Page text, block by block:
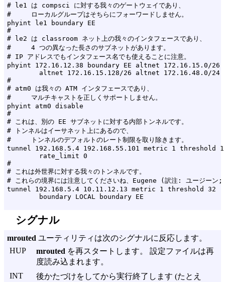
# le1 は compsci に対する我々のゲートウェイであり、
#     ローカルグループはそちらにフォーワードしません。
phyint le1 boundary EE
#
# le2 は classroom ネット上の我々のインタフェースであり、
#     4 つの異なった長さのサブネットがあります。
# IP アドレスでもインタフェース名でも使えることに注意。
phyint 172.16.12.38 boundary EE altnet 172.16.15.0/26
altnet 172.16.15.128/26 altnet 172.16.48.0/24
#
# atm0 は我々の ATM インタフェースであり、
#     マルチキャストを正しくサポートしません。
phyint atm0 disable
#
# これは、別の EE サブネットに対する内部トンネルです。
# トンネルはイーサネット上にあるので、
#     トンネルのデフォルトのレート制限を取り除きます。
tunnel 192.168.5.4 192.168.55.101 metric 1 threshold 1
rate_limit 0
#
# これは外世界に対する我々のトンネルです。
# これらの境界には注意してくださいね、Eugene (訳注: ユージーン
tunnel 192.168.5.4 10.11.12.13 metric 1 threshold 32
シグナル
mrouted ユーティリティは次のシグナルに反応します。
HUP
mrouted を再スタートします。 設定ファイルは再
度読み込まれます。
INT
後かたづけをしてから実行終了します (たとえ